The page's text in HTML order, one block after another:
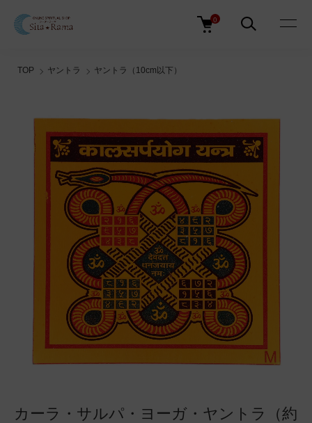
0
TOP ヤントラ ヤントラ（10cm以下）
カーラ・サルパ・ヨーガ・ヤントラ（約